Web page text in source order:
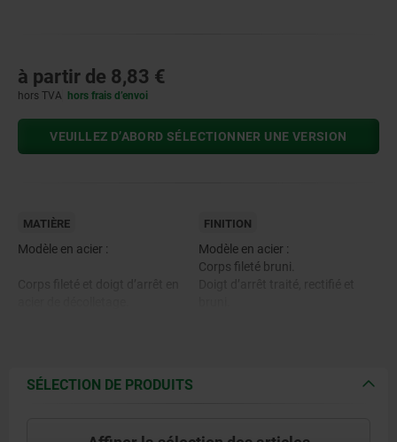
à partir de 8,83 €
hors TVA hors frais d’envoi
VEUILLEZ D’ABORD SÉLECTIONNER UNE VERSION
MATIÈRE
Modèle en acier :
FINITION
Modèle en acier :
Corps fileté bruni.
SÉLECTION DE PRODUITS